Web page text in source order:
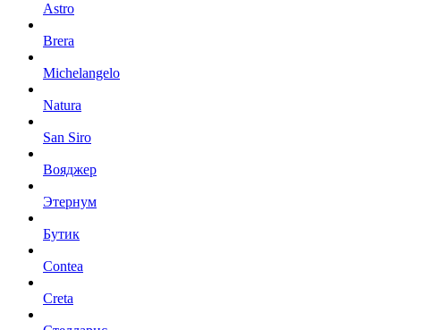
Astro
Brera
Michelangelo
Natura
San Siro
Вояджер
Этернум
Бутик
Contea
Creta